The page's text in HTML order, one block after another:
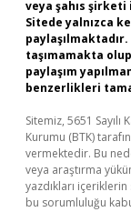
veya şahıs
Sitede yalnızca
taşımamakta
paylaşım
benzerlikleri
Sitemiz, 5651
Kurumu (BTK)
vermektedir. Bu
veya araştırma
yazdıkları
bu sorumluluğu